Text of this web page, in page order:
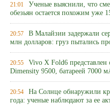
21:01 Ученые выяснили, что
обезьян остается похожим уже
20:57 В Малайзии задержали
млн долларов: груз пытались
20:55 Vivo X Fold6
Dimensity 9500, батареей 7000
20:54 На Солнце обнаружили
года: ученые наблюдают за ее